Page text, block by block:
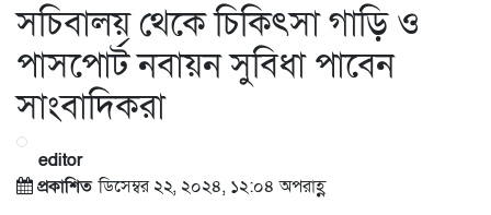
সচিবালয় থেকে চিকিৎসা গাড়ি ও
পাসপোর্ট নবায়ন সুবিধা পাবেন
সাংবাদিকরা
editor
প্রকাশিতডিসেম্বর ২২, ২০২৪, ১২:০৪ অপরাহ্ণ